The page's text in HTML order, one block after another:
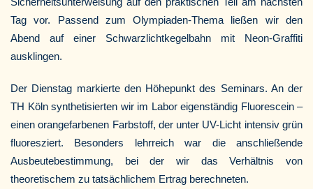
Tag vor. Passend zum Olympiaden-Thema ließen wir den
Abend auf einer Schwarzlichtkegelbahn mit Neon-Graffiti
ausklingen.
Der Dienstag markierte den Höhepunkt des Seminars. An der
TH Köln synthetisierten wir im Labor eigenständig Fluorescein –
einen orangefarbenen Farbstoff, der unter UV-Licht intensiv grün
fluoresziert. Besonders lehrreich war die anschließende
Ausbeutebestimmung, bei der wir das Verhältnis von
theoretischem zu tatsächlichem Ertrag berechneten.